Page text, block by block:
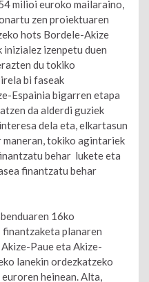
milioi euroko mailaraino,
zen proiektuaren
hots Bordele-Akize
inizialez izenpetu duen
du tokiko
bi faseak
Espainia bigarren etapa
da alderdi guziek
dela eta, elkartasun
tokiko agintariek
behar lukete eta
finantzatu behar
16ko
planaren
Paue eta Akize-
lanekin ordezkatzeko
heinean. Alta,